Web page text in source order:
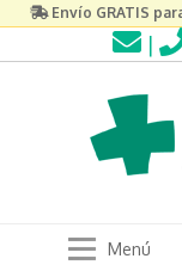
Envío GRATIS
|
Menú